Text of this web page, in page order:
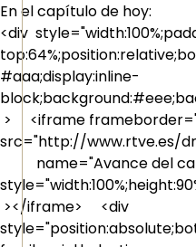
En el capítulo de hoy:
<div
#aaa;display:inline-
> <iframe
src="http://www.rtve.es/
name="Avance del
></iframe> <div